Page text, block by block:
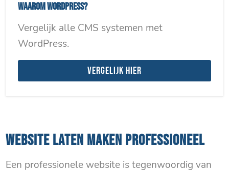
Waarom WordPress?
Vergelijk alle CMS systemen met
WordPress.
Vergelijk hier
WEBSITE LATEN MAKEN PROFESSIONEEL
Een professionele website is tegenwoordig van